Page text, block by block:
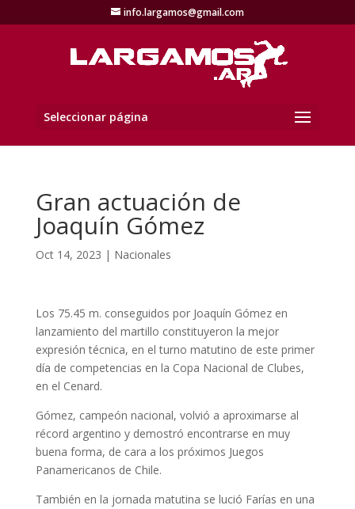
info.largamos@gmail.com
Seleccionar página
Gran actuación de
Joaquín Gómez
Oct 14, 2023 | Nacionales
Los 75.45 m. conseguidos por Joaquín Gómez en
lanzamiento del martillo constituyeron la mejor
expresión técnica, en el turno matutino de este primer
día de competencias en la Copa Nacional de Clubes,
en el Cenard.
Gómez, campeón nacional, volvió a aproximarse al
récord argentino y demostró encontrarse en muy
buena forma, de cara a los próximos Juegos
Panamericanos de Chile.
También en la jornada matutina se lució Farías en una